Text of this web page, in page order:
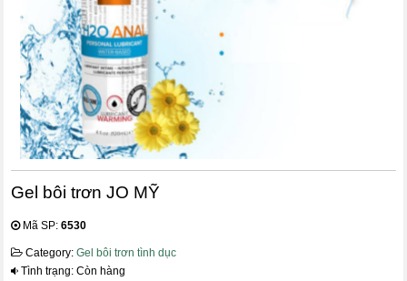
Gel bôi trơn JO MỸ
Mã SP:6530
Category:Gel bôi trơn tình dục
Tình trạng: Còn hàng